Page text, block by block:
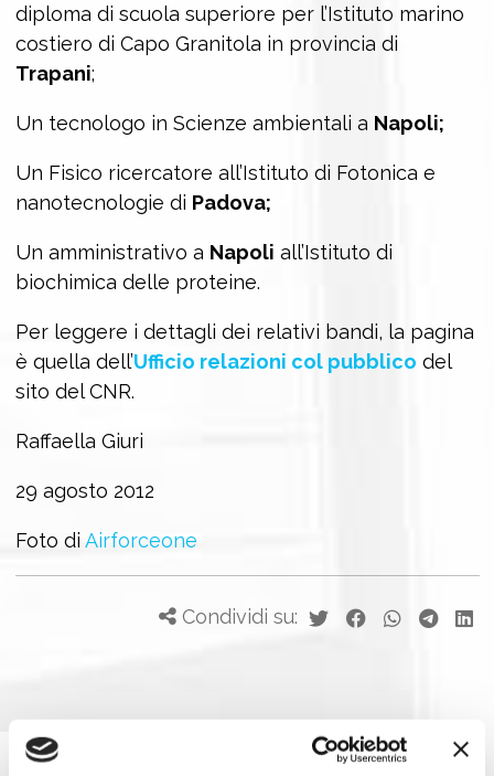
diploma di scuola superiore per l’Istituto marino
costiero di Capo Granitola in provincia di
Trapani;
Un tecnologo in Scienze ambientali a Napoli;
Un Fisico ricercatore all’Istituto di Fotonica e
nanotecnologie di Padova;
Un amministrativo a Napoli all’Istituto di
biochimica delle proteine.
Per leggere i dettagli dei relativi bandi, la pagina
è quella dell’Ufficio relazioni col pubblico del
sito del CNR.
Raffaella Giuri
29 agosto 2012
Foto di Airforceone
Condividi su: